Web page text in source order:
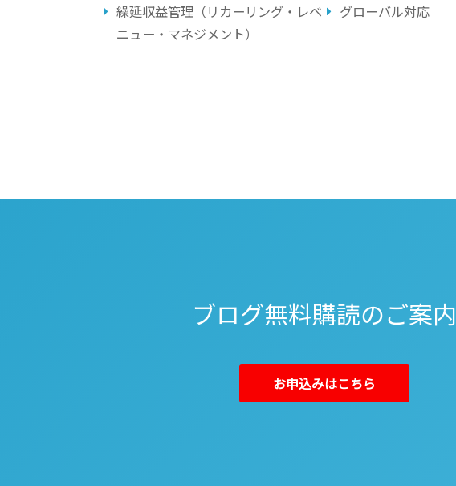
繰延収益管理（リカーリング・レベ
ニュー・マネジメント）
グローバル対応
ブログ無料購読のご案内
お申込みはこちら